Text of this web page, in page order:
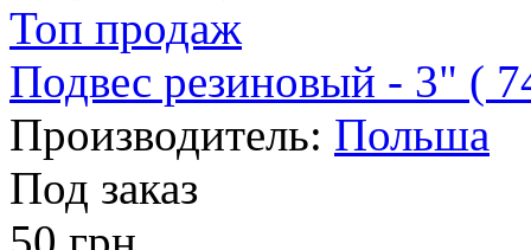
Топ продаж
Подвес резиновый - 3" (
Производитель: Польша
Под заказ